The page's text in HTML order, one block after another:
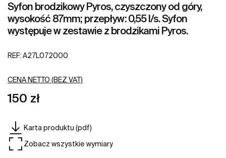
Syfon brodzikowy Pyros, czyszczony od góry,
wysokość 87mm; przepływ: 0,55 l/s. Syfon
występuje w zestawie z brodzikami Pyros.
REF: A27L072000
CENA NETTO (BEZ VAT)
150 zł
Karta produktu (pdf)
Zobacz wszystkie wymiary